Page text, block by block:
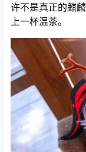
许不是真正的麒
上一杯温茶。